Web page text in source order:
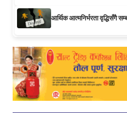
आर्थिक आत्मनिर्भरता वृद्धिसँगै